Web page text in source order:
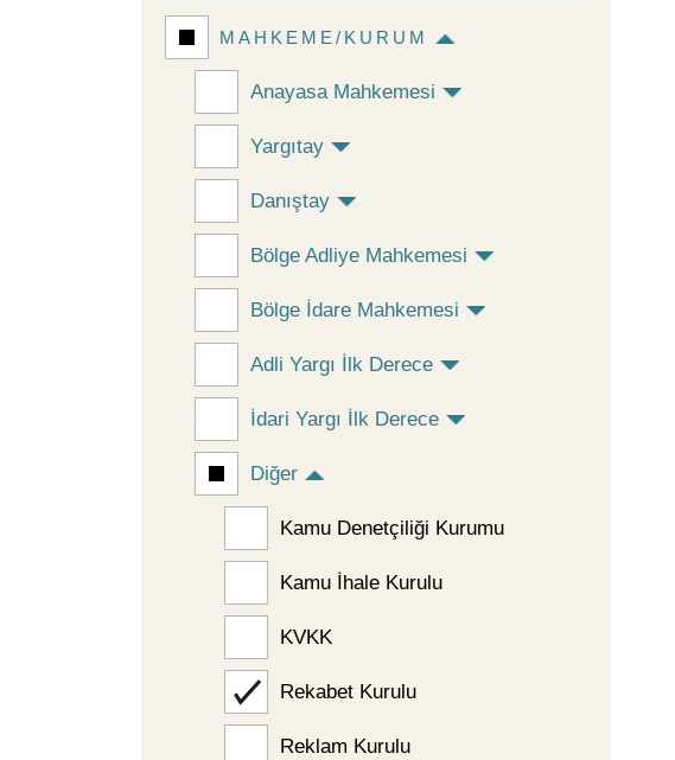
MAHKEME/KURUM
Anayasa Mahkemesi
Yargıtay
Danıştay
Bölge Adliye Mahkemesi
Bölge İdare Mahkemesi
Adli Yargı İlk Derece
İdari Yargı İlk Derece
Diğer
Kamu Denetçiliği Kurumu
Kamu İhale Kurulu
KVKK
Rekabet Kurulu
Reklam Kurulu